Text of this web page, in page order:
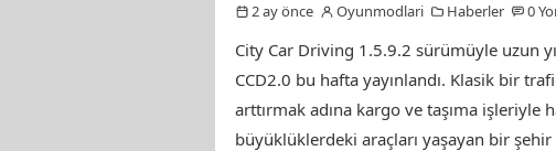
2 ay önce Oyunmodlari Haberler 0
City Car Driving 1.5.9.2 sürümüyle uzun
CCD2.0 bu hafta yayınlandı. Klasik bir
arttırmak adına kargo ve taşıma işleriyle
büyüklüklerdeki araçları yaşayan bir